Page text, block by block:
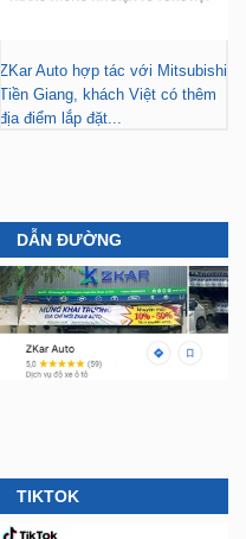
ZKar Auto hợp tác với Mitsubishi
Tiền Giang, khách Việt có thêm
địa điểm lắp đặt...
DẪN ĐƯỜNG
TIKTOK